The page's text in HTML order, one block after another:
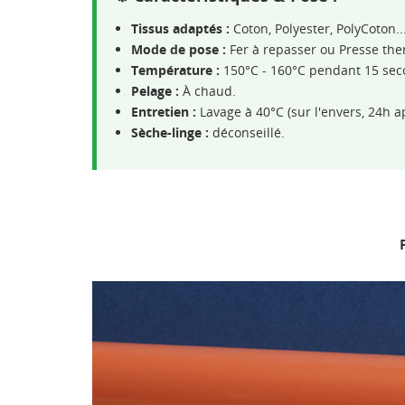
Tissus adaptés : Coton, Polyester, PolyCoton...
Mode de pose : Fer à repasser ou Presse
Température : 150°C - 160°C pendant 15
Pelage : À chaud.
Entretien : Lavage à 40°C (sur l'envers, 24h
Sèche-linge : déconseillé.